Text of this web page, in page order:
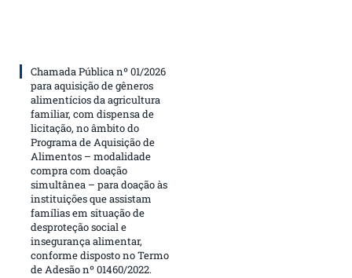
Chamada Pública nº 01/2026
para aquisição de gêneros
alimentícios da agricultura
familiar, com dispensa de
licitação, no âmbito do
Programa de Aquisição de
Alimentos – modalidade
compra com doação
simultânea – para doação às
instituições que assistam
famílias em situação de
desproteção social e
insegurança alimentar,
conforme disposto no Termo
de Adesão nº 01460/2022.